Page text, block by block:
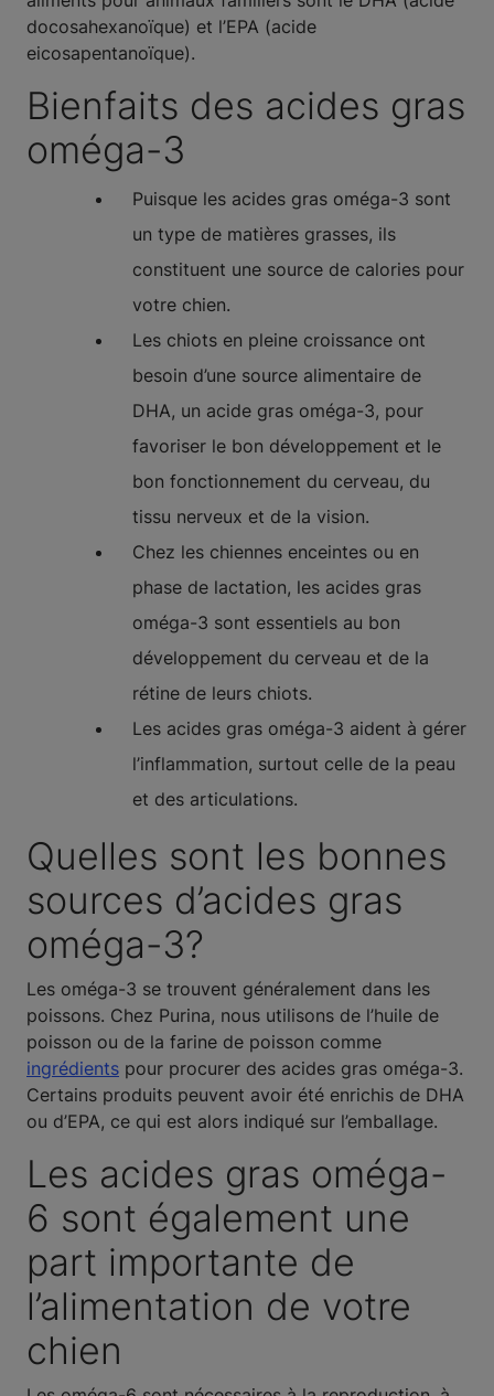
docosahexanoïque) et l’EPA (acide
eicosapentanoïque).
Bienfaits des acides gras
oméga-3
Puisque les acides gras oméga-3 sont
un type de matières grasses, ils
constituent une source de calories pour
votre chien.
Les chiots en pleine croissance ont
besoin d’une source alimentaire de
DHA, un acide gras oméga-3, pour
favoriser le bon développement et le
bon fonctionnement du cerveau, du
tissu nerveux et de la vision.
Chez les chiennes enceintes ou en
phase de lactation, les acides gras
oméga-3 sont essentiels au bon
développement du cerveau et de la
rétine de leurs chiots.
Les acides gras oméga-3 aident à gérer
l’inflammation, surtout celle de la peau
et des articulations.
Quelles sont les bonnes
sources d’acides gras
oméga-3?
Les oméga-3 se trouvent généralement dans les
poissons. Chez Purina, nous utilisons de l’huile de
poisson ou de la farine de poisson comme
ingrédients pour procurer des acides gras oméga-3.
Certains produits peuvent avoir été enrichis de DHA
ou d’EPA, ce qui est alors indiqué sur l’emballage.
Les acides gras oméga-
6 sont également une
part importante de
l’alimentation de votre
chien